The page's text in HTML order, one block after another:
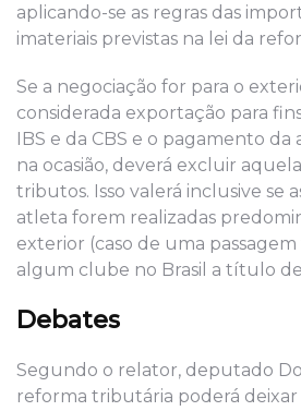
aplicando-se as regras das
imateriais previstas na lei da
Se a negociação for para o
considerada exportação para
IBS e da CBS e o pagamento
na ocasião, deverá excluir
tributos. Isso valerá inclusive se
atleta forem realizadas
exterior (caso de uma
algum clube no Brasil a título de
Debates
Segundo o relator, deputado
reforma tributária poderá deixar